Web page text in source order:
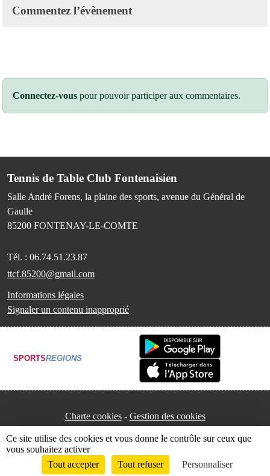
Commentez l’évènement
Connectez-vous pour pouvoir participer aux commentaires.
Tennis de Table Club Fontenaisien
Salle André Forens, la plaine des sports, avenue du Général de
Gaulle
85200 FONTENAY-LE-COMTE
Tél. : 06.74.51.23.87
ttcf.85200@gmail.com
Informations légales
Signaler un contenu inapproprié
SPORTSREGIONS
Charte cookies Gestion des cookies
Envie de participer ? Connexion
Ce site utilise des cookies et vous donne le contrôle sur ceux que
vous souhaitez activer
Tout accepter
Tout refuser Personnaliser